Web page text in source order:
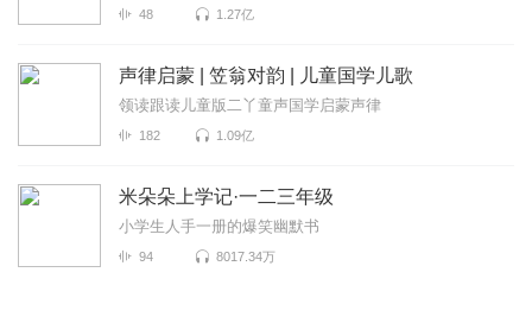
48 1.27亿
声律启蒙 | 笠翁对韵 | 儿童国学儿歌
领读跟读儿童版二丫童声国学启蒙声律
182 1.09亿
米朵朵上学记·一二三年级
小学生人手一册的爆笑幽默书
94 8017.34万